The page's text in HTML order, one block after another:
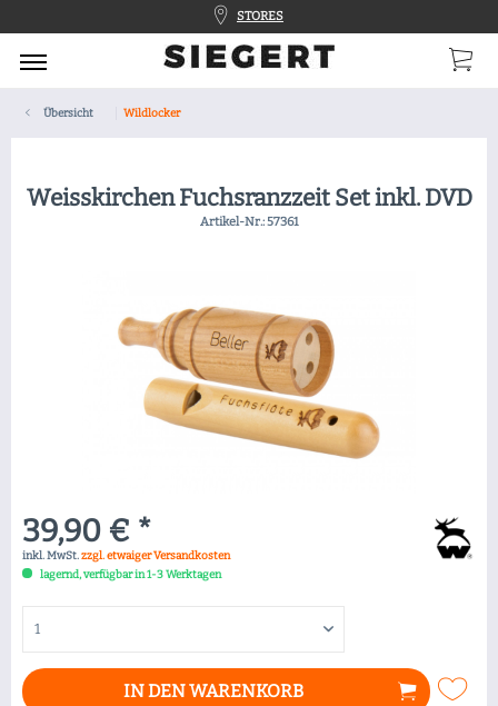
STORES
Übersicht Wildlocker
Weisskirchen Fuchsranzzeit Set inkl. DVD
Artikel-Nr.:57361
39,90 € *
inkl. MwSt.zzgl. etwaiger Versandkosten
lagernd, verfügbar in 1-3 Werktagen
IN DENWARENKORB